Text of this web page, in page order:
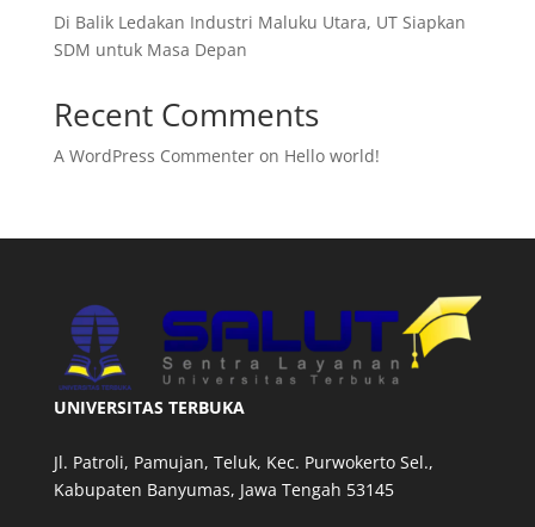
Di Balik Ledakan Industri Maluku Utara, UT Siapkan
SDM untuk Masa Depan
Recent Comments
A WordPress Commenteron Hello world!
UNIVERSITAS TERBUKA
Jl. Patroli, Pamujan, Teluk, Kec. Purwokerto Sel.,
Kabupaten Banyumas, Jawa Tengah 53145